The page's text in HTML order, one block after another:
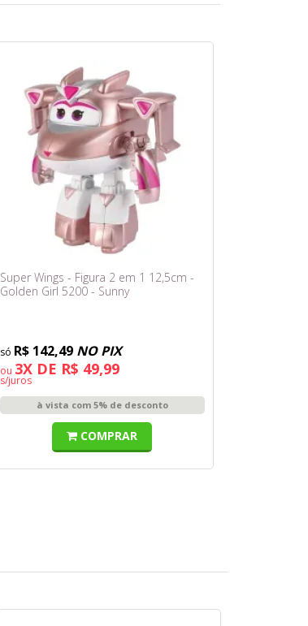
Super Wings - Figura 2 em 1 12,5cm -
Golden Girl 5200 - Sunny
R$ 142,49 NO PIX
ou 3X DE R$ 49,99
s/juros
à vista com 5% de desconto
COMPRAR